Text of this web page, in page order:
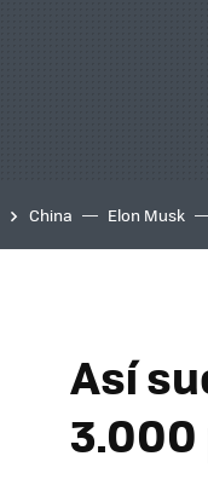
China Elon Musk
Así